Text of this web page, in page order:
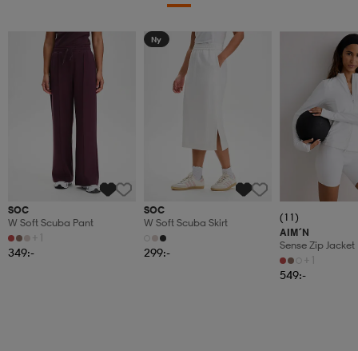
SOC
W Soft Scuba Pant
+1
349:-
Ny
SOC
W Soft Scuba Skirt
299:-
(11)
AIM´N
Sense Zip Jacket
+1
549:-